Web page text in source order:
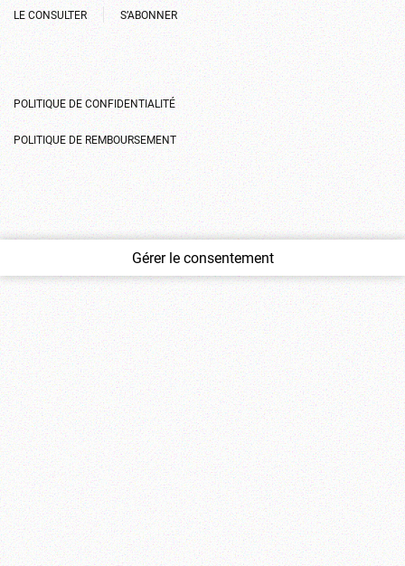
LE CONSULTER S’ABONNER
POLITIQUE DE CONFIDENTIALITÉ
POLITIQUE DE REMBOURSEMENT
Gérer le consentement